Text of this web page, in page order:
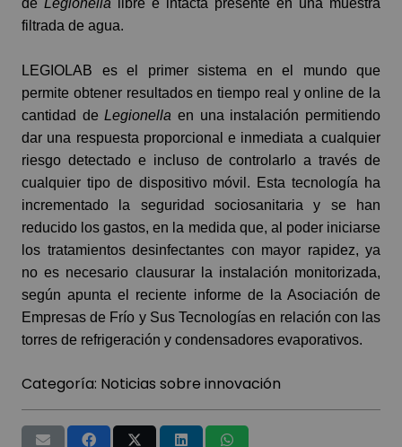
filtrada de agua.
LEGIOLAB es el primer sistema en el mundo que
permite obtener resultados en tiempo real y online de la
cantidad deLegionella en una instalación permitiendo
dar una respuesta proporcional e inmediata a cualquier
riesgo detectado e incluso de controlarlo a través de
cualquier tipo de dispositivo móvil. Esta tecnología ha
incrementado la seguridad sociosanitaria y se han
reducido los gastos, en la medida que, al poder iniciarse
los tratamientos desinfectantes con mayor rapidez, ya
no es necesario clausurar la instalación monitorizada,
según apunta el reciente informe de la Asociación de
Empresas de Frío y Sus Tecnologías en relación con las
torres de refrigeración y condensadores evaporativos.
Categoría: Noticias sobre innovación